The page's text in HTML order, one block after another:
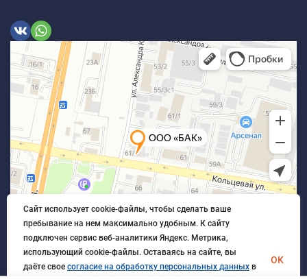
Сайт использует cookie-файлы, чтобы сделать ваше
пребывание на нем максимально удобным. К cайту
подключен сервис веб-аналитики Яндекс. Метрика,
использующий cookie-файлы. Оставаясь на сайте, вы
даёте свое согласие на обработку персональных данных в
OK